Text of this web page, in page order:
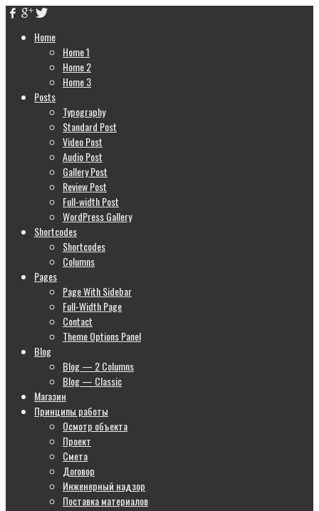
Home
Home 1
Home 2
Home 3
Posts
Typography
Standard Post
Video Post
Audio Post
Gallery Post
Review Post
Full-width Post
WordPress Gallery
Shortcodes
Shortcodes
Columns
Pages
Page With Sidebar
Full-Width Page
Contact
Theme Options Panel
Blog
Blog — 2 Columns
Blog — Classic
Магазин
Принципы работы
Осмотр объекта
Проект
Смета
Договор
Инженерный надзор
Поставка материалов